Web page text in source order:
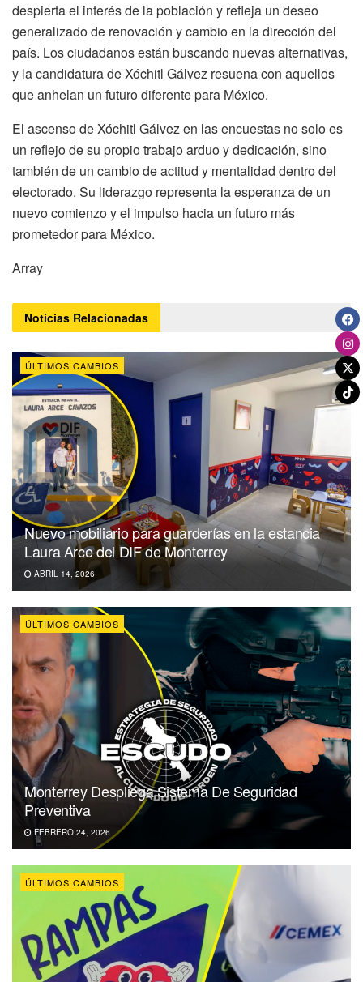
despierta el interés de la población y refleja un deseo
generalizado de renovación y cambio en la dirección del
país. Los ciudadanos están buscando nuevas alternativas,
y la candidatura de Xóchitl Gálvez resuena con aquellos
que anhelan un futuro diferente para México.
El ascenso de Xóchitl Gálvez en las encuestas no solo es
un reflejo de su propio trabajo arduo y dedicación, sino
también de un cambio de actitud y mentalidad dentro del
electorado. Su liderazgo representa la esperanza de un
nuevo comienzo y el impulso hacia un futuro más
prometedor para México.
Array
Noticias Relacionadas
ÚLTIMOS CAMBIOS
Nuevo mobiliario para guarderías en la estancia
Laura Arce del DIF de Monterrey
ABRIL 14, 2026
ÚLTIMOS CAMBIOS
Monterrey Despliega Sistema De Seguridad
Preventiva
FEBRERO 24, 2026
ÚLTIMOS CAMBIOS